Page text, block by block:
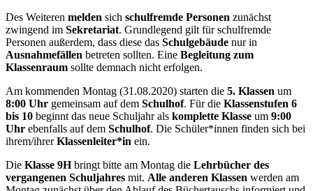
Des Weiteren melden sich schulfremde Personen zunächst
zwingend im Sekretariat. Grundlegend gilt für schulfremde
Personen außerdem, dass diese das Schulgebäude nur in
Ausnahmefällen betreten sollten. Eine Begleitung zum
Klassenraum sollte demnach nicht erfolgen.
Am kommenden Montag (31.08.2020) starten die 5. Klassen um
8:00 Uhr gemeinsam auf dem Schulhof. Für die Klassenstufen 6
bis 10 beginnt das neue Schuljahr als komplette Klasse um 9:00
Uhr ebenfalls auf dem Schulhof. Die Schüler*innen finden sich bei
ihrem/ihrerKlassenleiter*in ein.
Die Klasse 9Hbringt bitte am Montag die Lehrbücher des
vergangenen Schuljahres mit. Alle anderen Klassen werden am